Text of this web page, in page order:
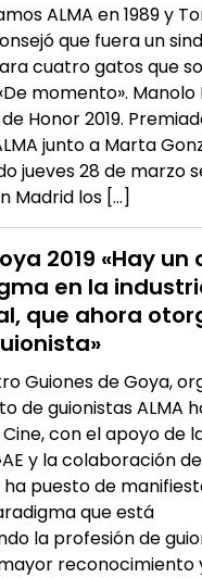
ALMA en 1989 y
que fuera un
cuatro gatos que
momento». Manolo
Honor 2019.
junto a Marta
jueves 28 de marzo
Madrid los […]
2019 «Hay
en la
que ahora
Guiones de Goya,
de guionistas ALMA
con el apoyo de
y la colaboración
ha puesto de
que está
la profesión de
reconocimiento